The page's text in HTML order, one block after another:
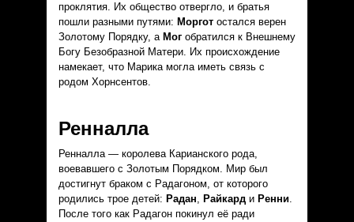
проклятия. Их общество отвергло, и братья
пошли разными путями: Моргот остался верен
Золотому Порядку, а Мог обратился к Внешнему
Богу Безобразной Матери. Их происхождение
намекает, что Марика могла иметь связь с
родом Хорнсентов.
Ренналла
Ренналла — королева Карианского рода,
воевавшего с Золотым Порядком. Мир был
достигнут браком с Радагоном, от которого
родились трое детей: Радан, Райкард и Ренни.
После того как Радагон покинул её ради